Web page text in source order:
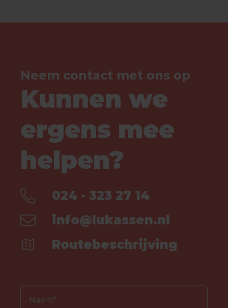
Neem contact met ons op
Kunnen we
ergens mee
helpen?
024 - 323 27 14
info@lukassen.nl
Routebeschrijving